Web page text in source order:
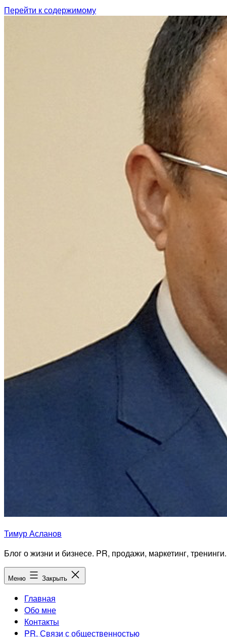
Перейти к содержимому
Тимур Асланов
Блог о жизни и бизнесе. PR, продажи, маркетинг, тренинги.
Меню Закрыть
Главная
Обо мне
Контакты
PR. Связи с общественностью